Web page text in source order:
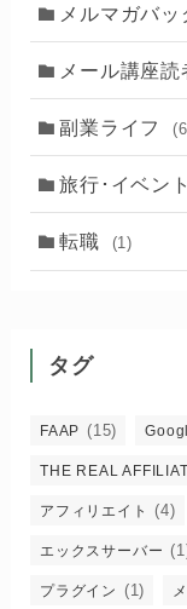
メルマガバ
メール講座
副業ライフ
旅行･イベント
転職 (1)
タグ
FAAP (15)
THE REAL
アフィリエイト (4)
エックスサーバー
プラグイン (1)